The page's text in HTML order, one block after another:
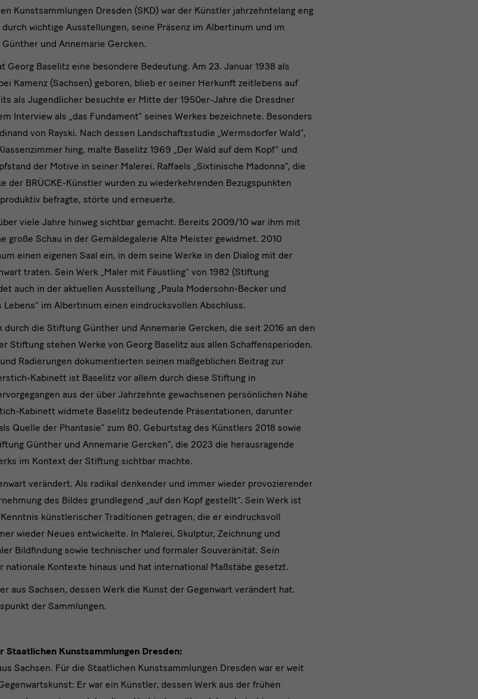
Kunstsammlungen Dresden (SKD) war der Künstler jahrzehntelang eng
wichtige Ausstellungen, seine Präsenz im Albertinum und im
und Annemarie Gercken.
Georg Baselitz eine besondere Bedeutung. Am 23. Januar 1938 als
Kamenz (Sachsen) geboren, blieb er seiner Herkunft zeitlebens auf
als Jugendlicher besuchte er Mitte der 1950er-Jahre die Dresdner
Interview als „das Fundament“ seines Werkes bezeichnete. Besonders
von Rayski. Nach dessen Landschaftsstudie „Wermsdorfer Wald“,
hing, malte Baselitz 1969 „Der Wald auf dem Kopf“ und
der Motive in seiner Malerei. Raffaels „Sixtinische Madonna“, die
der BRÜCKE-Künstler wurden zu wiederkehrenden Bezugspunkten
befragte, störte und erneuerte.
viele Jahre hinweg sichtbar gemacht. Bereits 2009/10 war ihm mit
große Schau in der Gemäldegalerie Alte Meister gewidmet. 2010
einen eigenen Saal ein, in dem seine Werke in den Dialog mit der
traten. Sein Werk „Maler mit Fäustling“ von 1982 (Stiftung
auch in der aktuellen Ausstellung „Paula Modersohn-Becker und
Lebens“ im Albertinum einen eindrucksvollen Abschluss.
die Stiftung Günther und Annemarie Gercken, die seit 2016 an den
Stiftung stehen Werke von Georg Baselitz aus allen Schaffensperioden.
Radierungen dokumentierten seinen maßgeblichen Beitrag zur
Kabinett ist Baselitz vor allem durch diese Stiftung in
aus der über Jahrzehnte gewachsenen persönlichen Nähe
Kabinett widmete Baselitz bedeutende Präsentationen, darunter
Quelle der Phantasie“ zum 80. Geburtstag des Künstlers 2018 sowie
Günther und Annemarie Gercken“, die 2023 die herausragende
im Kontext der Stiftung sichtbar machte.
verändert. Als radikal denkender und immer wieder provozierender
des Bildes grundlegend „auf den Kopf gestellt“. Sein Werk ist
künstlerischer Traditionen getragen, die er eindrucksvoll
wieder Neues entwickelte. In Malerei, Skulptur, Zeichnung und
Bildfindung sowie technischer und formaler Souveränität. Sein
Kontexte hinaus und hat international Maßstäbe gesetzt.
aus Sachsen, dessen Werk die Kunst der Gegenwart verändert hat.
der Sammlungen.
Kunstsammlungen Dresden:
Sachsen. Für die Staatlichen Kunstsammlungen Dresden war er weit
Er war ein Künstler, dessen Werk aus der frühen